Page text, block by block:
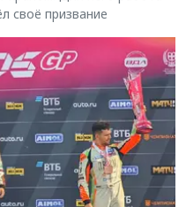
своё призвание